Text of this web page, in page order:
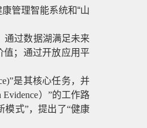
管理智能系统和“山
通过数据湖满足未来
值；通过开放应用平
是其核心任务，并
）”的工作路
模式”，提出了“健康